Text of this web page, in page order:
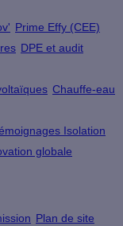
Prime Effy (CEE)
DPE et audit
Chauffe-eau
Isolation
globale
Plan de site